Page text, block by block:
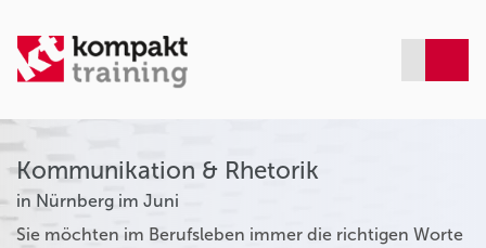
Kommunikation & Rhetorik
in Nürnberg im Juni
Sie möchten im Berufsleben immer die richtigen Worte